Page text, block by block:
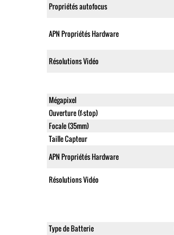
Propriétés autofocus
APN Propriétés Hardware
Résolutions Vidéo
Mégapixel
Ouverture (f-stop)
Focale (35mm)
Taille Capteur
APN Propriétés Hardware
Résolutions Vidéo
Type de Batterie